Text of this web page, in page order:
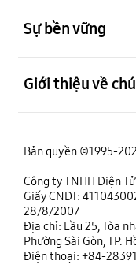
Sự bền vững
Giới thiệu về
Bản quyền ©1995-
Công ty TNHH Điện
Giấy CNĐT:
28/8/2007
Địa chỉ: Lầu 25, Tòa
Phường Sài Gòn, TP.
Điện thoại: +84-